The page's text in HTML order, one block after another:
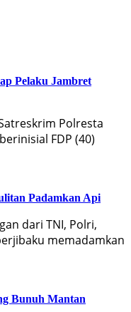
Pelaku Jambret
Satreskrim Polresta
FDP (40)
Padamkan Api
dari TNI, Polri,
memadamkan
Bunuh Mantan